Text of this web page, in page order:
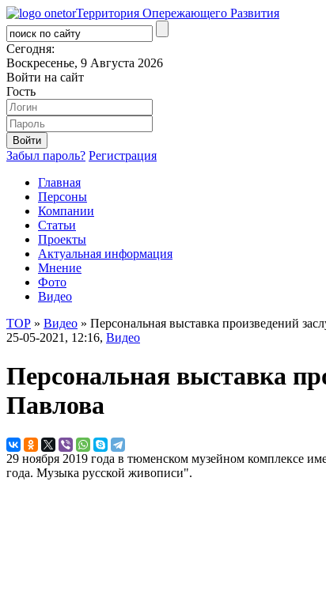
Территория Опережающего Развития
Сегодня:
Воскресенье, 9 Августа 2026
Войти на сайт
Гость
Забыл пароль? Регистрация
Главная
Персоны
Компании
Статьи
Проекты
Актуальная информация
Мнение
Фото
Видео
ТОР » Видео » Персональная выставка произведений
25-05-2021, 12:16, Видео
Персональная выставка
Павлова
29 ноября 2019 года в тюменском музейном комплексе
года. Музыка русской живописи".